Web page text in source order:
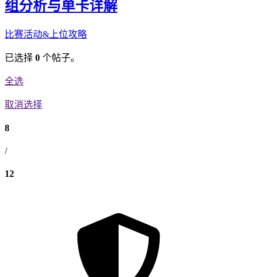
组分析与单卡详解
比赛活动&上位攻略
已选择 0 个帖子。
全选
取消选择
8
/
12